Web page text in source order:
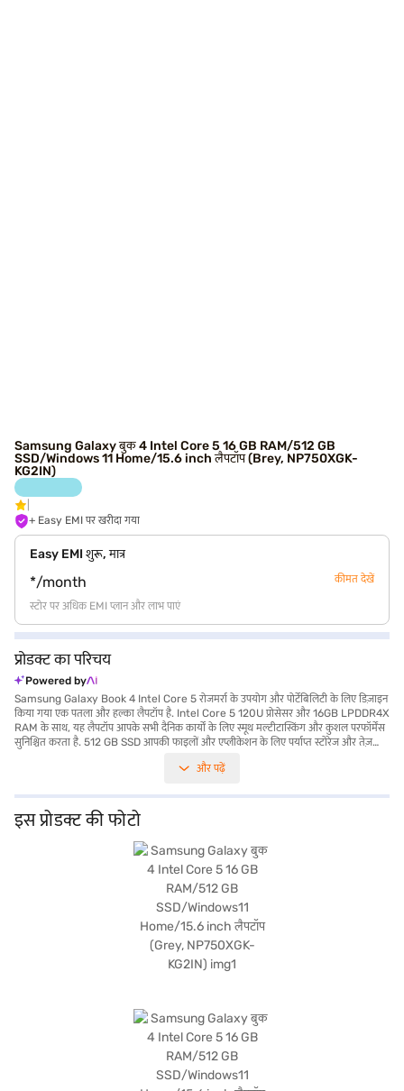
Samsung Galaxy बुक 4 Intel Core 5 16 GB RAM/512 GB
SSD/Windows 11 Home/15.6 inch लैपटॉप (Brey, NP750XGK-
KG2IN)
+ Easy EMI पर खरीदा गया
Easy EMI शुरू, मात्र
*/month कीमत देखें
स्टोर पर अधिक EMI प्लान और लाभ पाएं
प्रोडक्ट का परिचय
Powered by
Samsung Galaxy Book 4 Intel Core 5 रोजमर्रा के उपयोग और पोर्टेबिलिटी के लिए डिज़ाइन
किया गया एक पतला और हल्का लैपटॉप है. Intel Core 5 120U प्रोसेसर और 16GB LPDDR4X
RAM के साथ, यह लैपटॉप आपके सभी दैनिक कार्यों के लिए स्मूथ मल्टीटास्किंग और कुशल परफॉर्मेंस
सुनिश्चित करता है. 512 GB SSD आपकी फाइलों और एप्लीकेशन के लिए पर्याप्त स्टोरेज और तेज़
और छात्रों के लिए आदर्श बन जाता है. 15.6-inch स्क्रीन एक आरामदायक देखने का अनुभव प्रदान
Iris Xe ग्राफिक्स कैजुअल गेमिंग और मल्टीमीडिया के लिए बेहतर विजुअल परफॉर्मेंस देता है. 1
किलोग्राम या उससे अधिक वजन, यह पोर्टेबिलिटी और उपयोगशीलता के बीच संतुलन बनाता है.
Windows 11 होम पर चलने वाले, आपको आधुनिक और सहज ऑपरेटिंग सिस्टम का लाभ मिलता है.
खरीदारी करने के लिए बजाज फाइनेंस पर विकल्पों के बारे में जानें या पार्टनर स्टोर पर जाएं और Easy
और पढ़ें
इस प्रोडक्ट की फोटो